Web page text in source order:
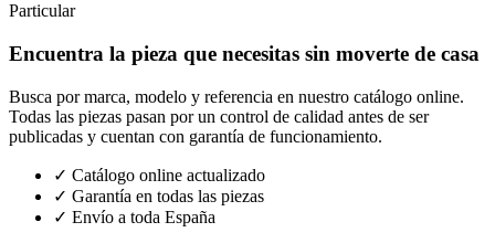
Particular
Encuentra la pieza que necesitas sin moverte de casa
Busca por marca, modelo y referencia en nuestro catálogo online.
Todas las piezas pasan por un control de calidad antes de ser
publicadas y cuentan con garantía de funcionamiento.
✓ Catálogo online actualizado
✓ Garantía en todas las piezas
✓ Envío a toda España